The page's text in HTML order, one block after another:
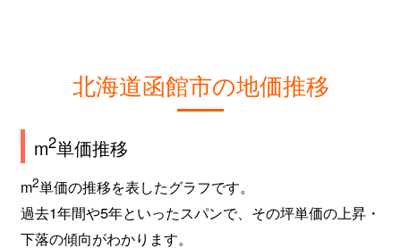
北海道函館市の地価推移
m2単価推移
m2単価の推移を表したグラフです。
過去1年間や5年といったスパンで、その坪単価の上昇・
下落の傾向がわかります。